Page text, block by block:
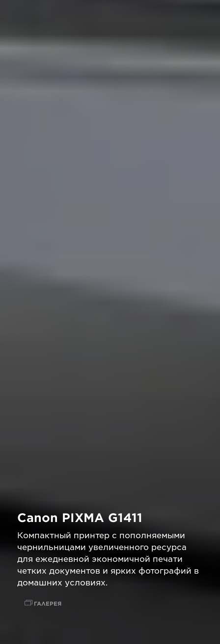
Canon PIXMA G1411
Компактный принтер с пополняемыми
чернильницами увеличенного ресурса
для ежедневной экономичной печати
четких документов и ярких фотографий в
домашних условиях.
ГАЛЕРЕЯ